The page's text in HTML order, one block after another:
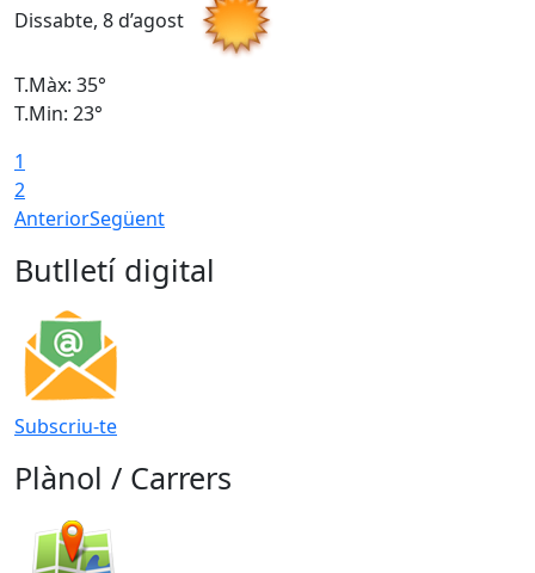
Dissabte, 8 d’agost
T.Màx: 35°
T.Min: 23°
1
2
AnteriorSegüent
Butlletí digital
Subscriu-te
Plànol / Carrers